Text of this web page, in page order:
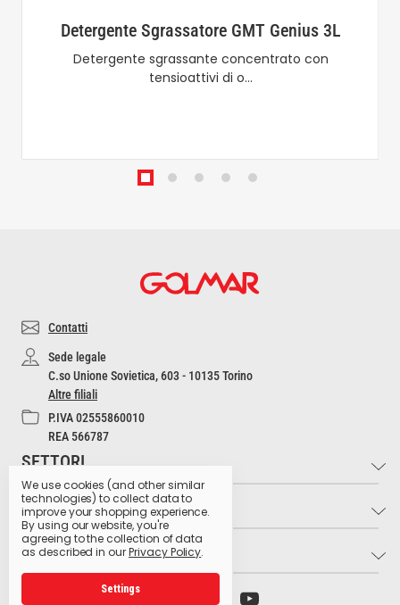
Detergente Sgrassatore GMT Genius 3L
Detergente sgrassante concentrato con
tensioattivi di o…
Contatti
Sede legale
C.so Unione Sovietica, 603 - 10135 Torino
Altre filiali
P.IVA 02555860010
REA 566787
SETTORI
Industria e Artigianato
Settore Medico
Settore Estetico
INFO
Contatti
Cultura dell'Igiene
LINK UTILI
Archivio preparati pericolosi
We use cookies (and other similar
technologies) to collect data to
improve your shopping experience.
By using our website, you're
agreeing to the collection of data
as described in ourPrivacy Policy.
Settings